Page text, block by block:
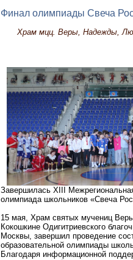
Финал олимпиады Свеча
Храм мцц. Веры, Надежды,
Завершилась XIII
олимпиада школьников «Свеча
15 мая, Храм святых мучениц
Кокошкине Одигитриевского
Москвы, завершил проведение
образовательной олимпиады
Благодаря информационной